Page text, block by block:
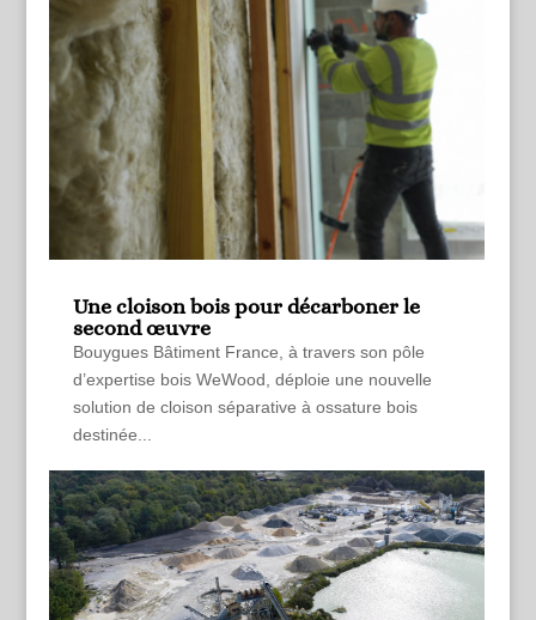
Une cloison bois pour décarboner le
second œuvre
Bouygues Bâtiment France, à travers son pôle
d’expertise bois WeWood, déploie une nouvelle
solution de cloison séparative à ossature bois
destinée...